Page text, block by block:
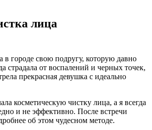
лица
в городе свою подругу, которую давно
страдала от воспалений и черных точек,
прекрасная девушка с идеально
косметическую чистку лица, а я всегда
и не эффективно. После встречи
об этом чудесном методе.